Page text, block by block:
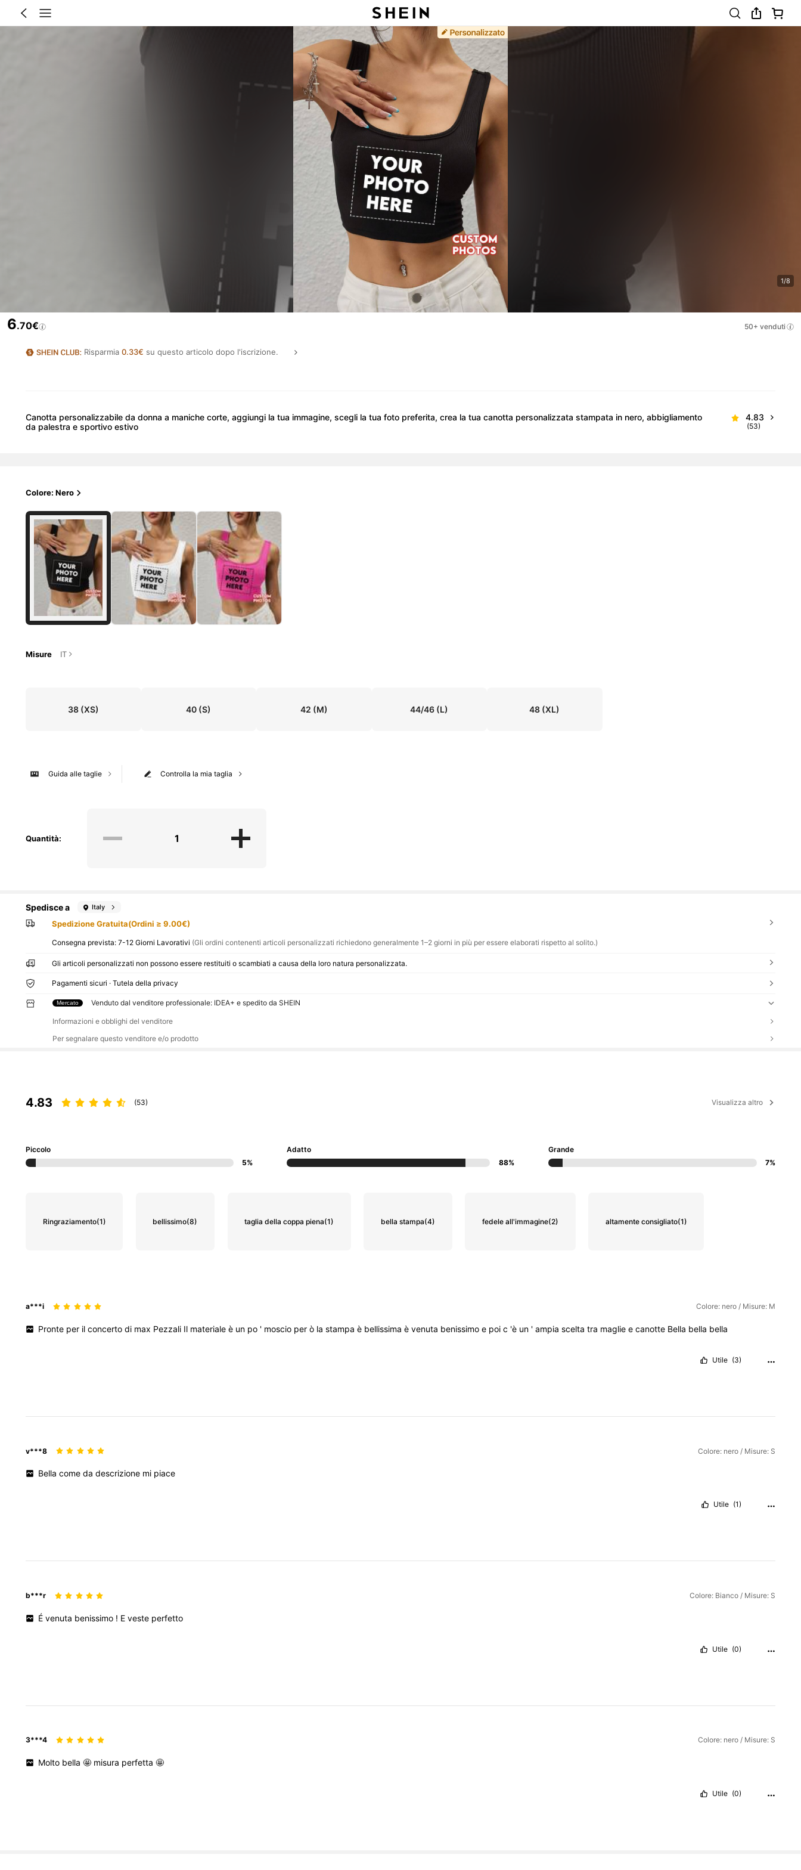
1/8
6.70€ 50+ venduti
Risparmia 0.33€ su questo articolo dopo l'iscrizione.
Canotta personalizzabile da donna a maniche corte, aggiungi la tua immagine, scegli la tua foto preferita, crea la tua canotta personalizzata stampata in nero, abbigliamento
da palestra e sportivo estivo
4.83
(53)
Colore: Nero
Misure IT
38(XS) 40 (S) 42 (M) 44/46 (L) 48 (XL)
Controlla la mia taglia
Guida alle taglie
Quantità:
Spedisce a Italy
Spedizione Gratuita(Ordini ≥ 9.00€)
Consegna prevista:7-12 Giorni Lavorativi (Gli ordini contenenti articoli personalizzati richiedono generalmente 1–2 giorni in più per essere elaborati rispetto al solito.)
Gli articoli personalizzati non possono essere restituiti o scambiati a causa della loro natura personalizzata.
Pagamenti sicuri · Tutela della privacy
Mercato Venduto dal venditore professionale: IDEA+ e spedito da SHEIN
Informazioni e obblighi del venditore
Per segnalare questo venditore e/o prodotto
4.83 (53) Visualizza altro
Piccolo
5%
Adatto
88%
Grande
7%
Ringraziamento(1) bellissimo(8) taglia della coppa piena(1) bella stampa(4) fedele all'immagine(2) altamente consigliato(1)
a***i Colore: nero / Misure: M
Pronte per ilconcertodi max Pezzali Il materialeè un po ' moscio però lastampaè bellissimaèvenuta benissimoe poic 'è un 'ampiasceltatra maglieecanotte Bella bella bella
Utile (3)
v***8 Colore: nero / Misure: S
Bellacomedadescrizione mi piace
Utile (1)
b***r Colore: Bianco / Misure: S
Évenuta benissimo ! Eveste perfetto
Utile (0)
3***4 Colore: nero / Misure: S
Molto bella🤩 misura perfetta🤩
Utile (0)